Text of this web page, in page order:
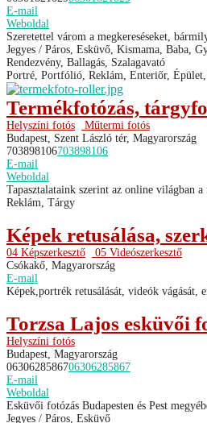
E-mail
Weboldal
Szeretettel várom a megkereséseket,
Jegyes / Páros, Esküvő, Kismama, Baba,
Rendezvény, Ballagás, Szalagavató
Portré, Portfólió, Reklám, Enteriőr,
Termékfotózás,
Helyszíni fotós
Műtermi fotós
Budapest, Szent László tér, Magyarország
703898106703898106
E-mail
Weboldal
Tapasztalataink szerint az online világban
Reklám, Tárgy
Képek retusálása,
04 Képszerkesztő
05 Videószerkesztő
Csókakő, Magyarország
E-mail
Képek,portrék retusálását, videók vágását,
Torzsa Lajos esküvői
Helyszíni fotós
Budapest, Magyarország
0630628586706306285867
E-mail
Weboldal
Esküvői fotózás Budapesten és Pest
Jegyes / Páros, Esküvő